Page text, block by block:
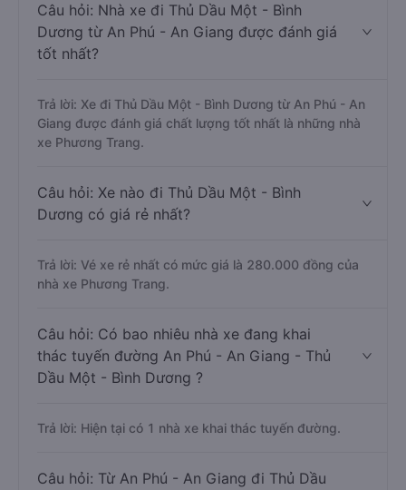
Câu hỏi: Nhà xe đi Thủ Dầu Một - Bình
Dương từ An Phú - An Giang được đánh giá
tốt nhất?
Trả lời: Xe đi Thủ Dầu Một - Bình Dương từ An Phú - An
Giang được đánh giá chất lượng tốt nhất là những nhà
xe Phương Trang.
Câu hỏi: Xe nào đi Thủ Dầu Một - Bình
Dương có giá rẻ nhất?
Trả lời: Vé xe rẻ nhất có mức giá là 280.000 đồng của
nhà xe Phương Trang.
Câu hỏi: Có bao nhiêu nhà xe đang khai
thác tuyến đường An Phú - An Giang - Thủ
Dầu Một - Bình Dương ?
Trả lời: Hiện tại có 1 nhà xe khai thác tuyến đường.
Câu hỏi: Từ An Phú - An Giang đi Thủ Dầu